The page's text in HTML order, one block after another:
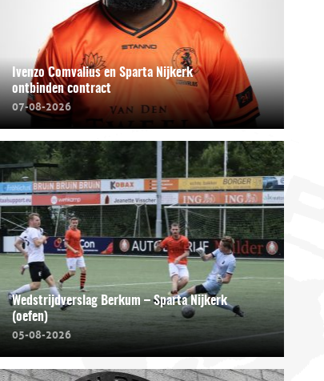
Ivenzo Comvalius en Sparta Nijkerk
ontbinden contract
07-08-2026
Wedstrijdverslag Berkum – Sparta Nijkerk
(oefen)
05-08-2026